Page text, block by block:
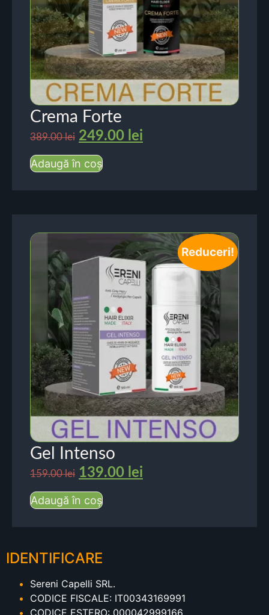
Crema Forte
389.00lei 249.00 lei
Adaugă în coș
Reduceri!
Gel Intenso
159.00lei 139.00 lei
Adaugă în coș
IDENTIFICARE
Sereni Capelli SRL.
CODICE FISCALE: IT00343169991